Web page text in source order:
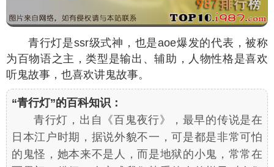
青行灯是ssr级式神，也是aoe爆发的代表，被称
为百物语之主，类型是输出、辅助，人物性格是喜欢
听鬼故事，也喜欢讲鬼故事。
“青行灯”的百科知识：
青行灯，出自《百鬼夜行》，最早的传说是在
日本江户时期，据说外貌不一，可是都是非常可怕
的鬼怪，她本来不是人，而是地狱的小鬼，常常在